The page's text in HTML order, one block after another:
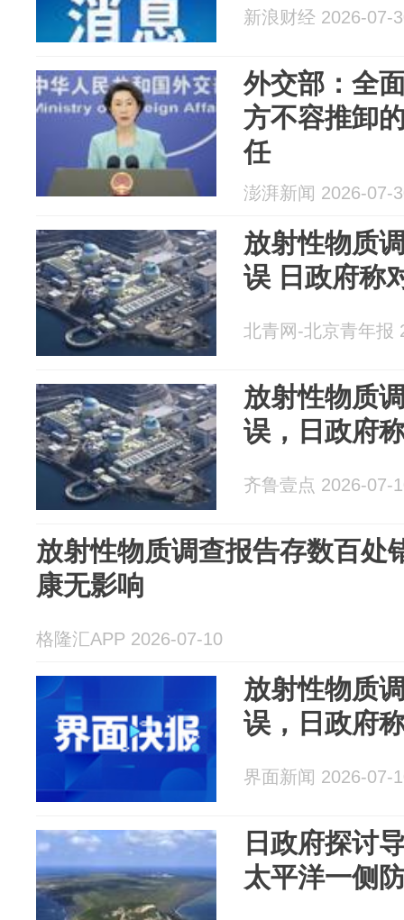
新浪财经 2026-07-
外交部：全
方不容推卸
任
澎湃新闻 2026-07-
放射性物质
误 日政府称
北青网-北京青年报
放射性物质
误，日政府
齐鲁壹点 2026-07-
放射性物质调查报告存数百处
康无影响
格隆汇APP 2026-07-10
放射性物质
误，日政府
界面新闻 2026-07-
日政府探讨
太平洋一侧